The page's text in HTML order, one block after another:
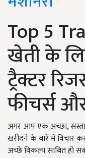
Top 5
खेती के
ट्रैक्टर
फीचर्स
अगर आप एक अच्छा,
खरीदने के बारे में विचार
अच्छे विकल्प साबित हो